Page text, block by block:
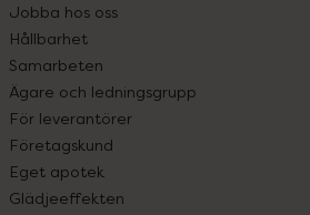
Jobba hos oss
Hållbarhet
Samarbeten
Ägare och ledningsgrupp
För leverantörer
Företagskund
Eget apotek
Glädjeeffekten